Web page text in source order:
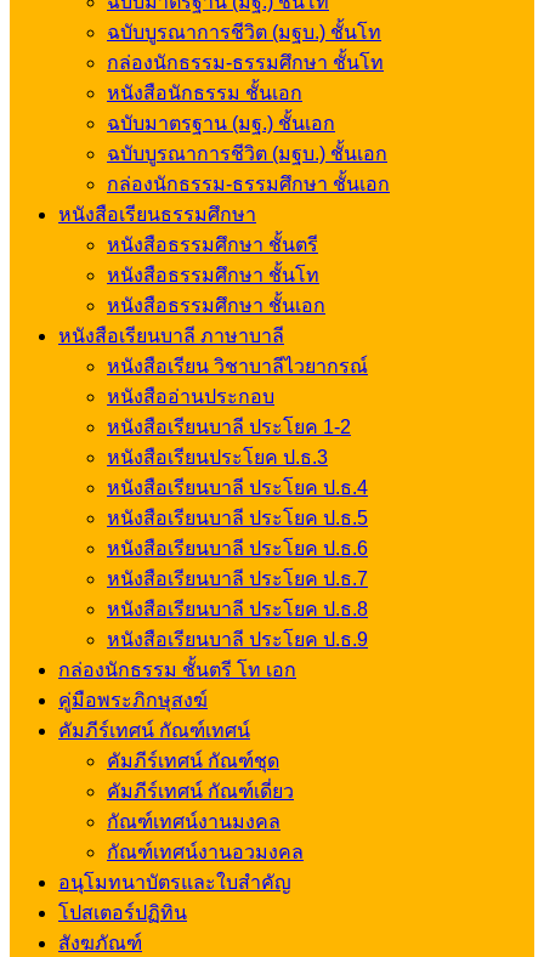
ฉบับบูรณาการชีวิต (มฐบ.) ชั้นโท
กล่องนักธรรม-ธรรมศึกษา ชั้นโท
หนังสือนักธรรม ชั้นเอก
ฉบับมาตรฐาน (มฐ.) ชั้นเอก
ฉบับบูรณาการชีวิต (มฐบ.) ชั้นเอก
กล่องนักธรรม-ธรรมศึกษา ชั้นเอก
หนังสือเรียนธรรมศึกษา
หนังสือธรรมศึกษา ชั้นตรี
หนังสือธรรมศึกษา ชั้นโท
หนังสือธรรมศึกษา ชั้นเอก
หนังสือเรียนบาลี ภาษาบาลี
หนังสือเรียน วิชาบาลีไวยากรณ์
หนังสืออ่านประกอบ
หนังสือเรียนบาลี ประโยค 1-2
หนังสือเรียนประโยค ป.ธ.3
หนังสือเรียนบาลี ประโยค ป.ธ.4
หนังสือเรียนบาลี ประโยค ป.ธ.5
หนังสือเรียนบาลี ประโยค ป.ธ.6
หนังสือเรียนบาลี ประโยค ป.ธ.7
หนังสือเรียนบาลี ประโยค ป.ธ.8
หนังสือเรียนบาลี ประโยค ป.ธ.9
กล่องนักธรรม ชั้นตรี โท เอก
คู่มือพระภิกษุสงฆ์
คัมภีร์เทศน์ กัณฑ์เทศน์
คัมภีร์เทศน์ กัณฑ์ชุด
คัมภีร์เทศน์ กัณฑ์เดี่ยว
กัณฑ์เทศน์งานมงคล
กัณฑ์เทศน์งานอวมงคล
อนุโมทนาบัตรและใบสำคัญ
โปสเตอร์ปฏิทิน
สังฆภัณฑ์